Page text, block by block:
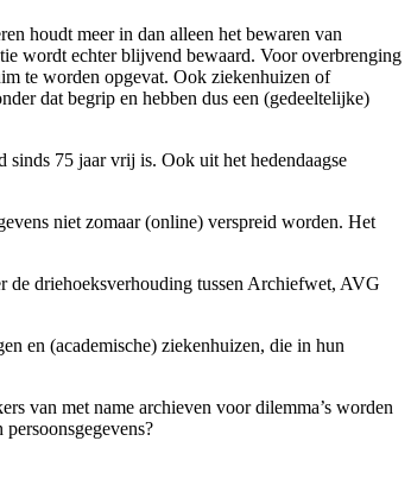
houdt meer in dan alleen het bewaren van
wordt echter blijvend bewaard. Voor overbrenging
te worden opgevat. Ook ziekenhuizen of
dat begrip en hebben dus een (gedeeltelijke)
75 jaar vrij is. Ook uit het hedendaagse
niet zomaar (online) verspreid worden. Het
driehoeksverhouding tussen Archiefwet, AVG
en (academische) ziekenhuizen, die in hun
van met name archieven voor dilemma’s worden